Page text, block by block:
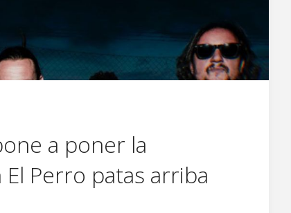
a poner la
El Perro patas arriba